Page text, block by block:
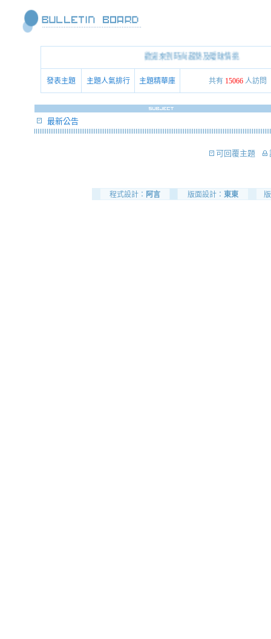
歡迎來到時尚趨勢及曖昧情挑
發表主題 主題人氣排行 主題精華庫 共有 15066 人訪問
最新公告
可回覆主題
程式設計： 阿言 版面設計： 東東